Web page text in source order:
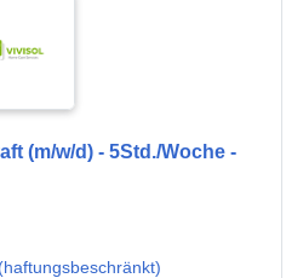
(m/w/d) - 5Std./Woche -